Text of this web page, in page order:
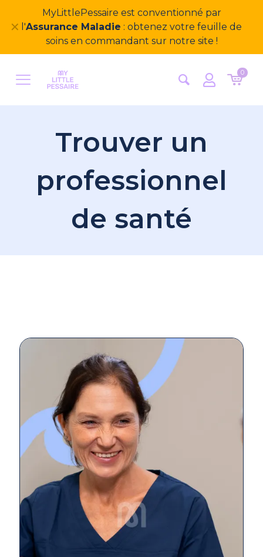
MyLittlePessaire est conventionné par
l'Assurance Maladie : obtenez votre feuille de
soins en commandant sur notre site !
✕
0
Trouver un
professionnel
de santé